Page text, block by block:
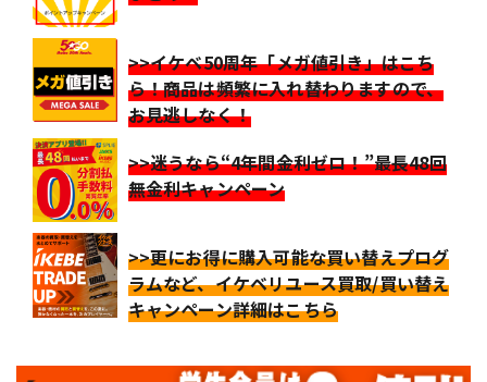
>>イケベ50周年「メガ値引き」はこち
ら！商品は頻繁に入れ替わりますので、
お見逃しなく！
>>迷うなら“4年間金利ゼロ！”最長48回
無金利キャンペーン
>>更にお得に購入可能な買い替えプログ
ラムなど、イケベリユース買取/買い替え
キャンペーン詳細はこちら